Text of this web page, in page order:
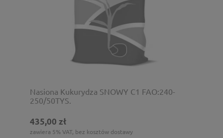
Nasiona Kukurydza SNOWY C1 FAO:240-
250/50TYS.
435,00 zł
zawiera 5% VAT, bez kosztów dostawy